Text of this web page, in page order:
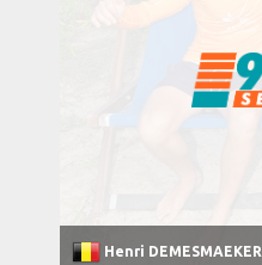
Henri DEMESMAEKER